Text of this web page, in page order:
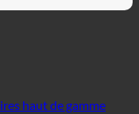
haut de gamme